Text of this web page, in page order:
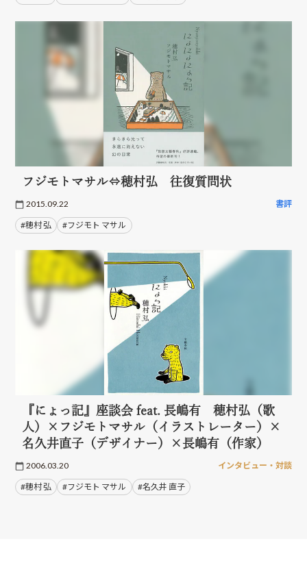
フジモトマサル⇔穂村弘 往復質問状
2015.09.22 書評
#穂村 弘 #フジモト マサル
『にょっ記』座談会 feat. 長嶋有 穂村弘（歌
人）×フジモトマサル（イラストレーター）×
名久井直子（デザイナー）×長嶋有（作家）
2006.03.20 インタビュー・対談
#穂村 弘 #フジモト マサル #名久井 直子